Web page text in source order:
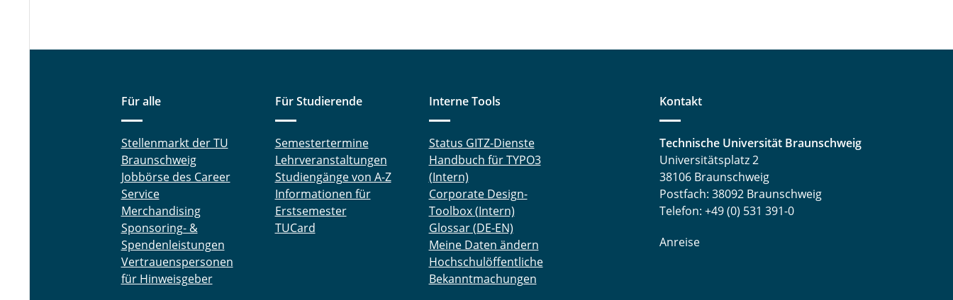
Für alle
Stellenmarkt der TU
Braunschweig
Jobbörse des Career
Service
Merchandising
Sponsoring- &
Spendenleistungen
Vertrauenspersonen
für Hinweisgeber
Für Studierende
Semestertermine
Lehrveranstaltungen
Studiengänge von A-Z
Informationen für
Erstsemester
TUCard
Interne Tools
Status GITZ-Dienste
Handbuch für TYPO3
(Intern)
Corporate Design-
Toolbox (Intern)
Glossar (DE-EN)
Meine Daten ändern
Hochschulöffentliche
Bekanntmachungen
Kontakt
Technische Universität Braunschweig
Universitätsplatz 2
38106 Braunschweig
Postfach: 38092 Braunschweig
Telefon: +49 (0) 531 391-0
Anreise